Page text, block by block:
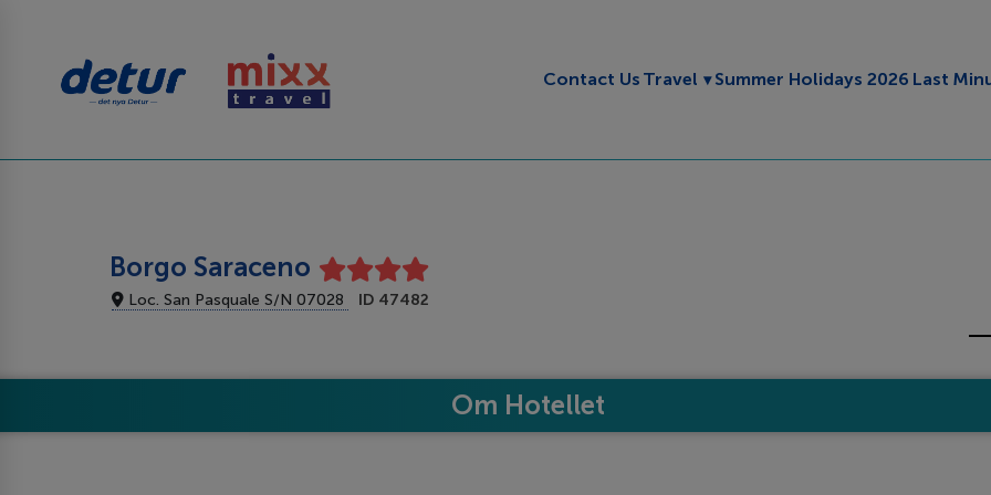
Contact Us Travel Toggle submenu
Summer Holidays 2026 Last
Borgo Saraceno
Loc. San Pasquale S/N 07028 ID 47482
Om Hotellet